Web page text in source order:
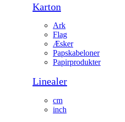
Karton
Ark
Flag
Æsker
Papskabeloner
Papirprodukter
Linealer
cm
inch